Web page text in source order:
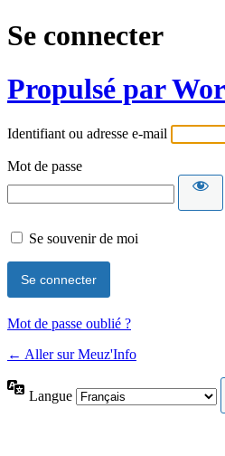
Se connecter
Propulsé par
Identifiant ou adresse e-mail
Mot de passe
Se souvenir de moi
Mot de passe oublié ?
← Aller sur Meuz'Info
Langue